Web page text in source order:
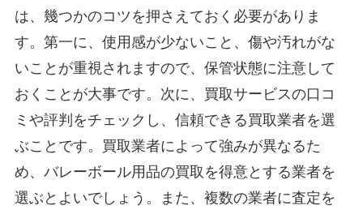
は、幾つかのコツを押さえておく必要がありま
す。第一に、使用感が少ないこと、傷や汚れがな
いことが重視されますので、保管状態に注意して
おくことが大事です。次に、買取サービスの口コ
ミや評判をチェックし、信頼できる買取業者を選
ぶことです。買取業者によって強みが異なるた
め、バレーボール用品の買取を得意とする業者を
選ぶとよいでしょう。また、複数の業者に査定を